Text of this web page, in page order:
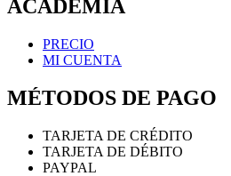
ACADEMIA
PRECIO
MI CUENTA
MÉTODOS DE PAGO
TARJETA DE CRÉDITO
TARJETA DE DÉBITO
PAYPAL